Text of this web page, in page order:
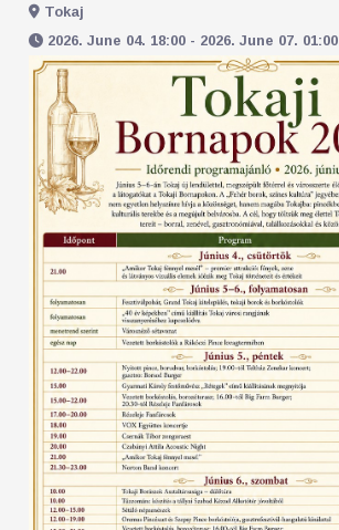
Tokaj
2026. June 04. 18:00 - 2026. June 07. 01:00